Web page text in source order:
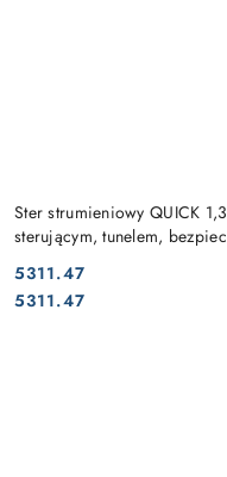
Ster strumieniowy QUICK
sterującym, tunelem,
Cena:
5311.47
Cena:
5311.47